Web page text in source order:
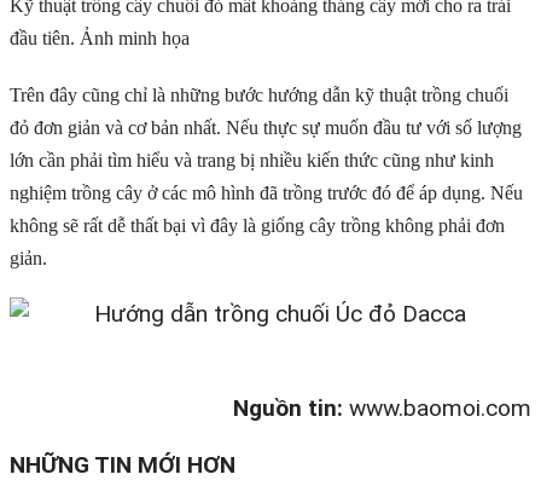
Kỹ thuật trồng cây chuối đỏ mất khoảng tháng cây mới cho ra trái
đầu tiên. Ảnh minh họa
Trên đây cũng chỉ là những bước hướng dẫn kỹ thuật trồng chuối
đỏ đơn giản và cơ bản nhất. Nếu thực sự muốn đầu tư với số lượng
lớn cần phải tìm hiểu và trang bị nhiều kiến thức cũng như kinh
nghiệm trồng cây ở các mô hình đã trồng trước đó để áp dụng. Nếu
không sẽ rất dễ thất bại vì đây là giống cây trồng không phải đơn
giản.
Nguồn tin: www.baomoi.com
NHỮNG TIN MỚI HƠN